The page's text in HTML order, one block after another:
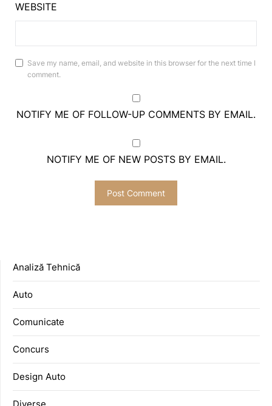
WEBSITE
Save my name, email, and website in this browser for the next time I
comment.
NOTIFY ME OF FOLLOW-UP COMMENTS BY EMAIL.
NOTIFY ME OF NEW POSTS BY EMAIL.
Analiză Tehnică
Auto
Comunicate
Concurs
Design Auto